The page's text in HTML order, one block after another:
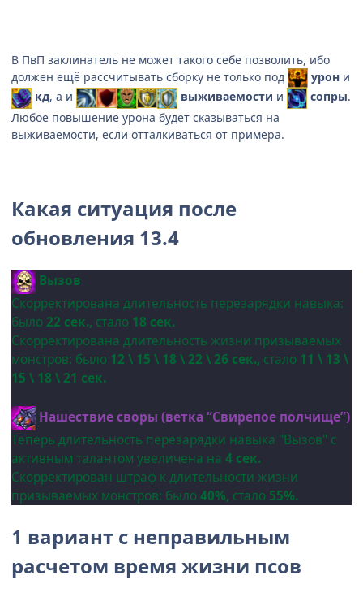
В ПвП заклинатель не может такого себе позволить, ибо
должен ещё рассчитывать сборку не только под
урон и
кд, а и выживаемости и сопры.
Любое повышение урона будет сказываться на
выживаемости, если отталкиваться от примера.
Какая ситуация после
обновления 13.4
Вызов
Скорректирована длительность перезарядки навыка:
было22 сек., стало 18 сек.
Скорректирована длительность жизни призываемых
монстров: было 12 \ 15 \ 18 \ 22 \ 26 сек., стало 11 \ 13 \
15 \ 18 \ 21 сек.
Нашествие своры (ветка “Свирепое полчище”)
Теперь длительность перезарядки навыка "Вызов" с
активным талантом увеличена на 4 сек.
Скорректирован штраф к длительности жизни
призываемых монстров: было40%, стало 55%.
1 вариант с неправильным
расчетом время жизни псов